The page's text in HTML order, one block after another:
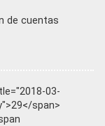
de cuentas
03-
span>